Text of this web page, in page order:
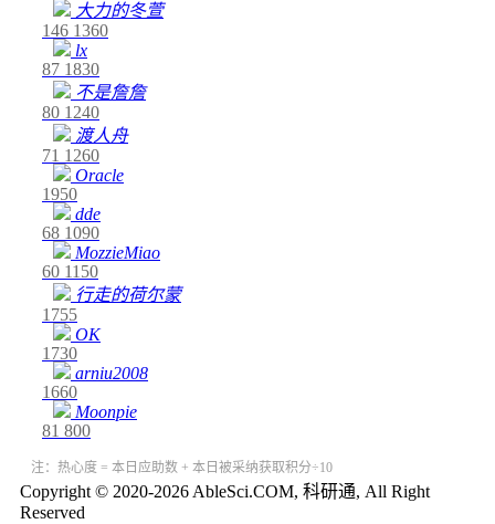
大力的冬萱
146 1360
lx
87 1830
不是詹詹
80 1240
渡人舟
71 1260
Oracle
1950
dde
68 1090
MozzieMiao
60 1150
行走的荷尔蒙
1755
OK
1730
arniu2008
1660
Moonpie
81 800
注：热心度 = 本日应助数 + 本日被采纳获取积分÷10
Copyright © 2020-2026 AbleSci.COM, 科研通, All Right
Reserved